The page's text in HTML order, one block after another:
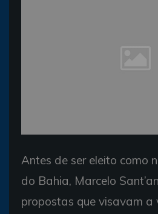
Antes de ser eleito como
do Bahia, Marcelo
propostas que visavam